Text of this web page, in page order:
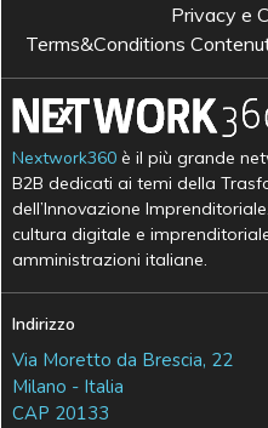
Privacy e
Terms&Conditions
Nextwork360 è il più grande
B2B dedicati ai temi della
dell’Innovazione
cultura digitale e
amministrazioni italiane.
Indirizzo
Via Moretto da Brescia, 22
Milano - Italia
CAP 20133